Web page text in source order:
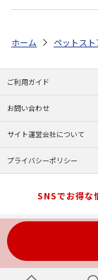
ホーム ペットスト
ご利用ガイド
お問い合わせ
サイト運営会社について
プライバシーポリシー
SNSでお得な